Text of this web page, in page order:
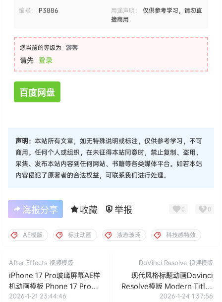
编号： P3886 用途声明：
仅供参考学习，请勿直
接商用
您当前的等级为 游客
请先 登录
百度网盘
声明： 本站所有文章，如无特殊说明或标注，仅供参考学习，不可
商用。任何个人或组织，在未征得本站同意时，禁止复制、盗用、
采集、发布本站内容到任何网站、书籍等各类媒体平台。如若本站
内容侵犯了原著者的合法权益，可联系我们进行处理。
海报分享 收藏 举报 0 0
AE模版 标注动画 液态玻璃 科技感特效
After Effects 视频模版
iPhone 17 Pro玻璃屏幕AE样
机动画模板 Phone 17 Pro
Glass Screen Mockup
2026-1-21 23:44:46
DaVinci Resolve 视频模版
现代风格标题动画Davinci
Resolve模版 Modern Titles
Pack in Davinci Resolve.
2026-1-24 1:37:56